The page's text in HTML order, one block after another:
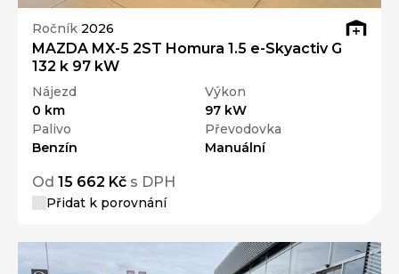
Ročník 2026
MAZDA MX-5 2ST Homura 1.5 e-Skyactiv G
132 k 97 kW
Nájezd
0 km
Výkon
97 kW
Palivo
Benzín
Převodovka
Manuální
Od 15 662 Kč s DPH
Přidat k porovnání